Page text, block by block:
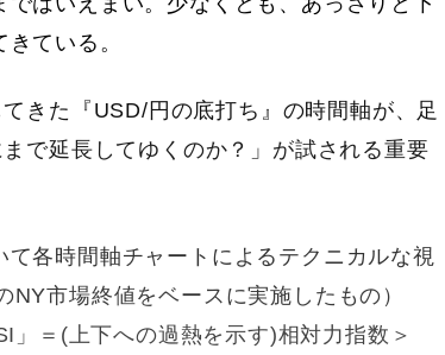
ている。
きた『USD/円の底打ち』の時間軸が、足
で延長してゆくのか？」が試される重要
各時間軸チャートによるテクニカルな視
市場終値をベースに実施したもの）
」＝(上下への過熱を示す)相対力指数＞